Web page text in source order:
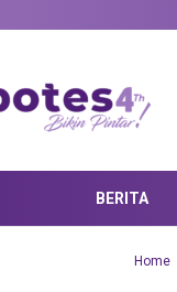
BERITA
Home